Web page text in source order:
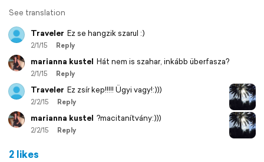
See translation
Traveler Ez se hangzik szarul :)
2/1/15 Reply
marianna kustel Hát nem is szahar, inkább überfasza?
2/1/15 Reply
Traveler Ez zsír kep!!!!! Ügyi vagy!:)))
2/2/15 Reply
marianna kustel ?macitanítvány:)))
2/2/15 Reply
2 likes